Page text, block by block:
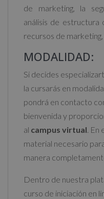
de marketing, la
análisis de
recursos de
MODALIDAD:
Si decides
la cursarás en
pondrá en contacto
bienvenida y
al campus virtual. En
material necesario
manera
Dentro de nuestra
curso de iniciación en